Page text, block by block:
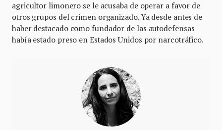
agricultor limonero se le acusaba de operar a favor de
otros grupos del crimen organizado. Ya desde antes de
haber destacado como fundador de las autodefensas
había estado preso en Estados Unidos por narcotráfico.